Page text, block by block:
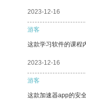
2023-12-16
游客
这款学习软件的课程
2023-12-16
游客
这款加速器app的安